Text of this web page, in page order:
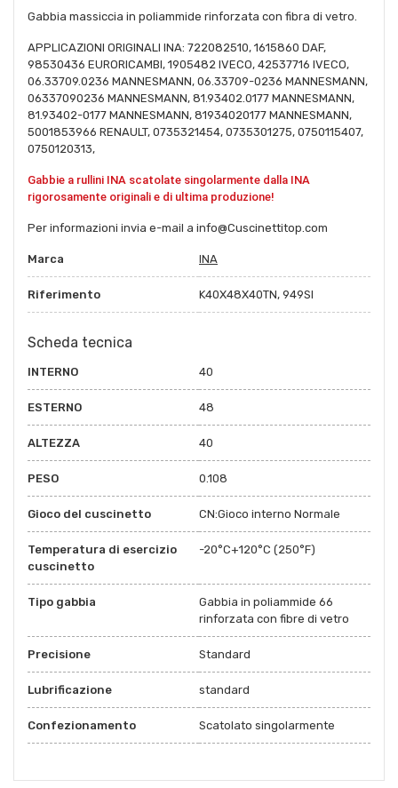
Gabbia massiccia in poliammide rinforzata con fibra di vetro.
APPLICAZIONI ORIGINALI INA: 722082510, 1615860 DAF,
98530436 EURORICAMBI, 1905482 IVECO, 42537716 IVECO,
06.33709.0236 MANNESMANN, 06.33709-0236 MANNESMANN,
06337090236 MANNESMANN, 81.93402.0177 MANNESMANN,
81.93402-0177 MANNESMANN, 81934020177 MANNESMANN,
5001853966 RENAULT, 0735321454, 0735301275, 0750115407,
0750120313,
Gabbie a rullini INA scatolate singolarmente dalla INA
rigorosamente originali e di ultima produzione!
Per informazioni invia e-mail a info@Cuscinettitop.com
Marca INA
Riferimento K40X48X40TN, 949SI
Scheda tecnica
INTERNO 40
ESTERNO 48
ALTEZZA 40
PESO 0.108
Gioco del cuscinetto CN:Gioco interno Normale
Temperatura di esercizio
cuscinetto
-20°C+120°C (250°F)
Tipo gabbia
Gabbia in poliammide 66
rinforzata con fibre di vetro
Precisione Standard
Lubrificazione standard
Confezionamento Scatolato singolarmente